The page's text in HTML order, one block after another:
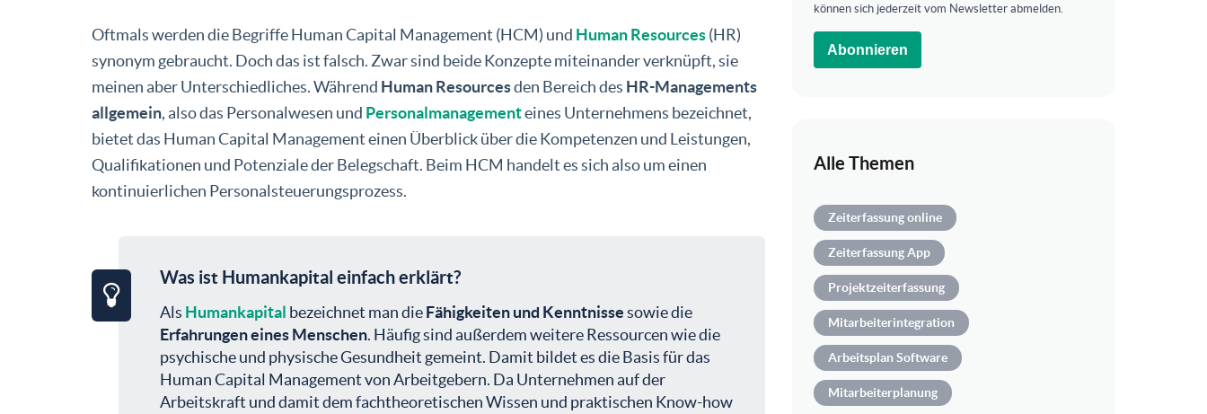
Oftmals werden die Begriffe Human Capital Management (HCM) und Human Resources(HR)
synonym gebraucht. Doch das ist falsch. Zwar sind beide Konzepte miteinander verknüpft, sie
meinen aber Unterschiedliches. Während Human Resourcesden Bereich des HR-Managements
allgemein, also das Personalwesen und Personalmanagementeines Unternehmens bezeichnet,
bietet das Human Capital Management einen Überblick über die Kompetenzen und Leistungen,
Qualifikationen und Potenziale der Belegschaft. Beim HCM handelt es sich also um einen
kontinuierlichen Personalsteuerungsprozess.
Was ist Humankapital einfach erklärt?
Als Humankapital bezeichnet man dieFähigkeiten und Kenntnissesowie die
Erfahrungen eines Menschen. Häufig sind außerdem weitere Ressourcen wie die
psychische und physische Gesundheit gemeint. Damit bildet es die Basis für das
Human Capital Management von Arbeitgebern. Da Unternehmen auf der
Arbeitskraft und damit dem fachtheoretischen Wissen und praktischen Know-how
können sich jederzeit vom Newsletter abmelden.
Abonnieren
Alle Themen
Zeiterfassung online
Zeiterfassung App
Projektzeiterfassung
Mitarbeiterintegration
Arbeitsplan Software
Mitarbeiterplanung